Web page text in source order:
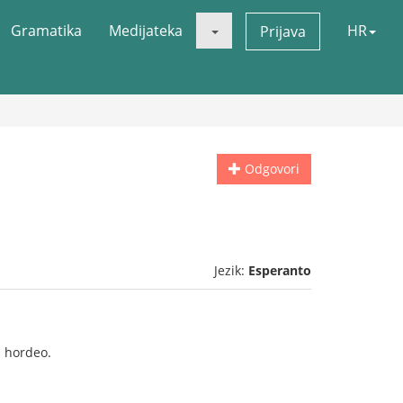
Gramatika Medijateka Prijava HR
Odgovori
Jezik: Esperanto